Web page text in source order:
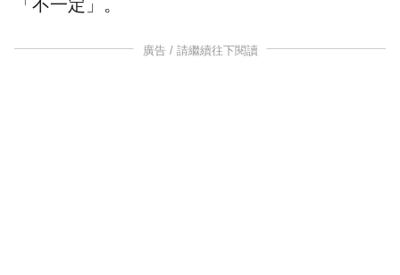
「不一定」。
廣告 / 請繼續往下閱讀